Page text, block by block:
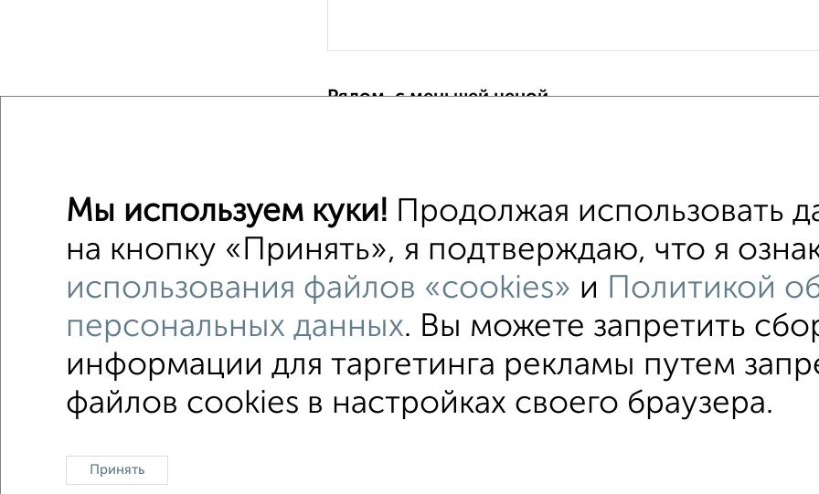
Рядом, с меньшей ценой
Поиск по схожим параметрам:
Октябрьский район микрорайон Сипайлово на улице
С электричеством
Машиноместа в паркинге Без посредников
Контакты
Мы используем куки! Продолжая использовать
на кнопку «Принять», я подтверждаю, что я
использования файлов «cookies» и
Политикой
персональных данных. Вы можете запретить
информации для таргетинга рекламы путем
файлов cookies в настройках своего браузера.
Принять